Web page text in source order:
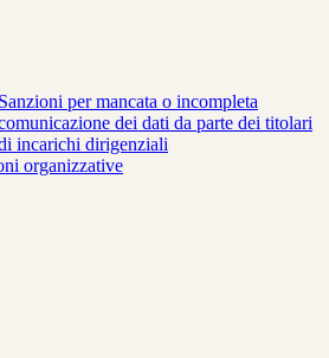
Sanzioni per mancata o incompleta
dei dati da parte dei titolari
incarichi dirigenziali
organizzative